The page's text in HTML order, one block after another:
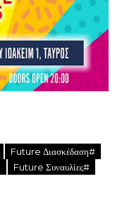
Future Διασκέδαση#
Future Συναυλίες#